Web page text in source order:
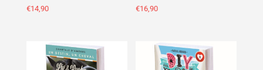
€14,90 €16,90